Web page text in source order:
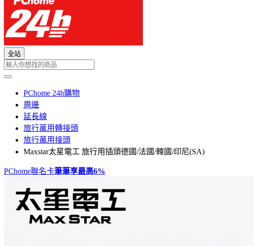
全站
PChome 24h購物
周邊
延長線
旅行萬用轉接頭
旅行萬用接頭
Maxstar太星電工 旅行用插頭德國/法國/韓國/印尼(SA)
PChome聯名卡筆筆享最高6%